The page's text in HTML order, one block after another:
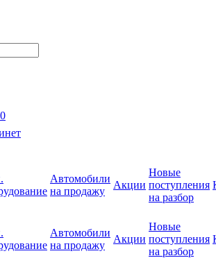
0
Автомобили
на продажу
Акции
Новые
поступления
на разбор
Автомобили
на продажу
Акции
Новые
поступления
на разбор